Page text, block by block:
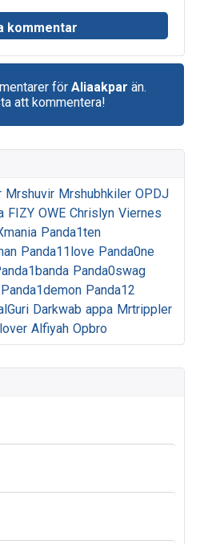
för Aliaakpar än.
att kommentera!
Mrshuvir Mrshubhkiler OPDJ
FIZY OWE Chrislyn Viernes
Panda1ten
Panda11love Panda0ne
Panda0swag
Panda1demon Panda12
Darkwab appa Mrtrippler
Alfiyah Opbro